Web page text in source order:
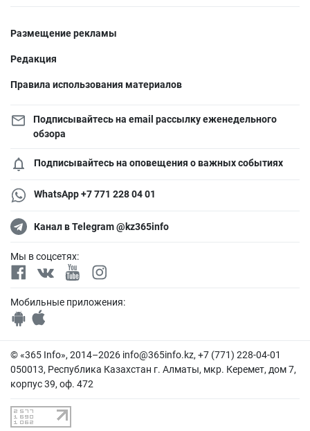
Размещение рекламы
Редакция
Правила использования материалов
Подписывайтесь на email рассылку еженедельного
обзора
Подписывайтесь на оповещения о важных событиях
WhatsApp +7 771 228 04 01
Канал в Telegram @kz365info
Мы в соцсетях:
Мобильные приложения:
© «365 Info», 2014–2026 info@365info.kz, +7 (771) 228-04-01
050013, Республика Казахстан г. Алматы, мкр. Керемет, дом 7,
корпус 39, оф. 472